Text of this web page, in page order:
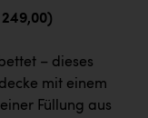
– dieses
mit einem
Füllung aus